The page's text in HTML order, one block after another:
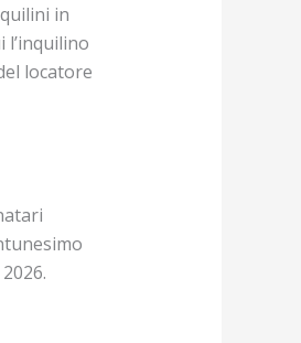
in
l’inquilino
locatore